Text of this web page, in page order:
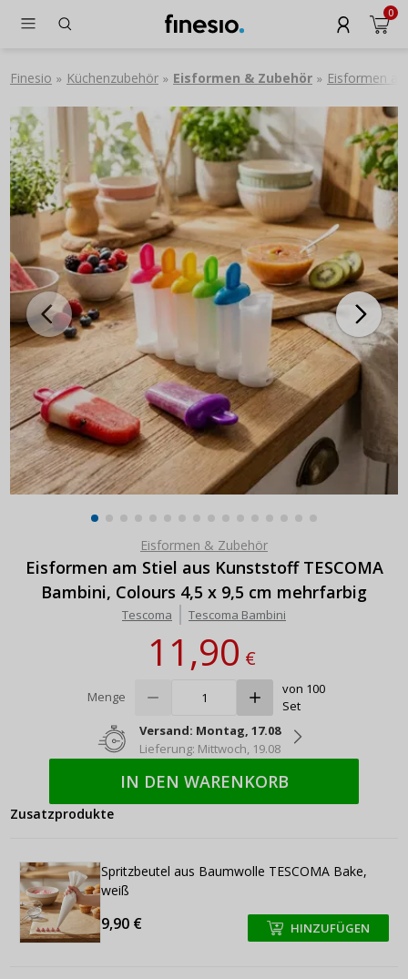
0
Finesio » Küchenzubehör » Eisformen & Zubehör » Eisformen
Eisformen & Zubehör
Eisformen am Stiel aus Kunststoff TESCOMA
Bambini, Colours 4,5 x 9,5 cm mehrfarbig
Tescoma Tescoma Bambini
11,90€
Menge
von 100
Set
Versand: Montag, 17.08
Lieferung: Mittwoch, 19.08
IN DEN WARENKORB
Zusatzprodukte
Spritzbeutel aus Baumwolle TESCOMA Bake,
weiß
9,90 € +
+ HINZUFÜGEN